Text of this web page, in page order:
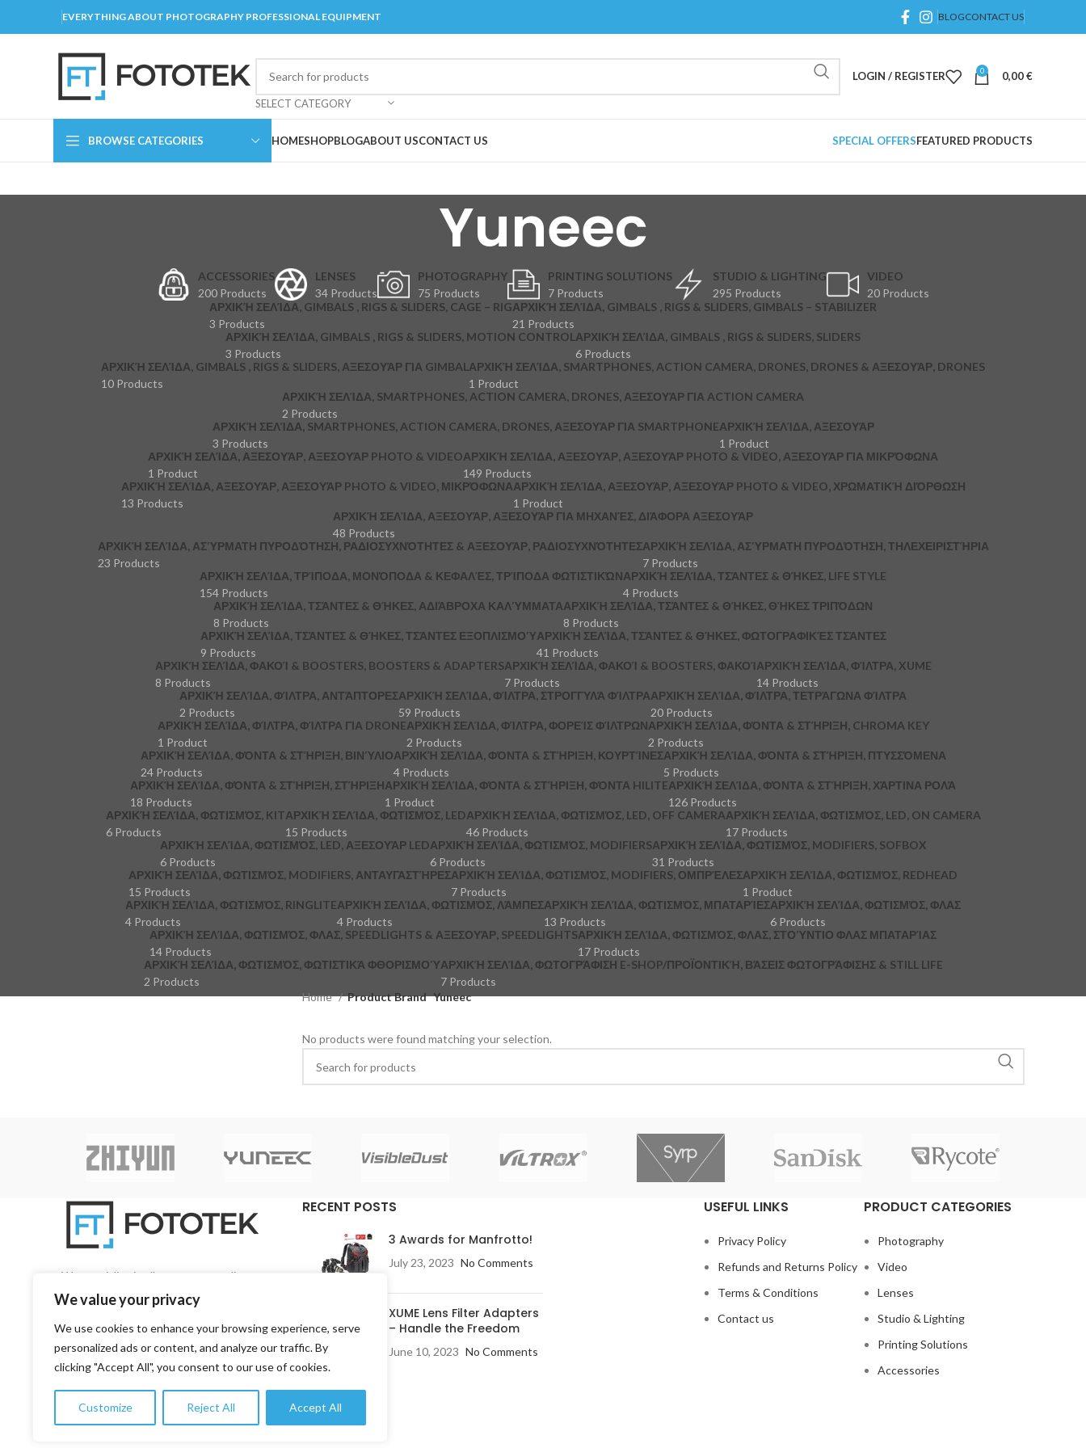
We value your privacy
We use cookies to enhance your browsing experience, serve
personalized ads or content, and analyze our traffic. By
clicking "Accept All", you consent to our use of cookies.
Customize Reject All Accept All
EVERYTHING ABOUT PHOTOGRAPHY PROFESSIONAL EQUIPMENT BLOGCONTACT US
SELECT CATEGORY
LOGIN / REGISTER 0 0,00€
BROWSE CATEGORIES HOMESHOPBLOGABOUT USCONTACT US SPECIAL OFFERSFEATURED PRODUCTS
Yuneec
ACCESSORIES
200 Products
LENSES
34 Products
PHOTOGRAPHY
75 Products
PRINTING SOLUTIONS
7 Products
STUDIO & LIGHTING
295 Products
VIDEO
20 Products
ΑΡΧΙΚΉ ΣΕΛΊΔΑ, GIMBALS , RIGS & SLIDERS, CAGE – RIG
3 Products
ΑΡΧΙΚΉ ΣΕΛΊΔΑ, GIMBALS , RIGS & SLIDERS, GIMBALS – STABILIZER
21 Products
ΑΡΧΙΚΉ ΣΕΛΊΔΑ, GIMBALS , RIGS & SLIDERS, MOTION CONTROL
3 Products
ΑΡΧΙΚΉ ΣΕΛΊΔΑ, GIMBALS , RIGS & SLIDERS, SLIDERS
6 Products
ΑΡΧΙΚΉ ΣΕΛΊΔΑ, GIMBALS , RIGS & SLIDERS, ΑΞΕΣΟΥΆΡ ΓΙΑ GIMBAL
10 Products
ΑΡΧΙΚΉ ΣΕΛΊΔΑ, SMARTPHONES, ACTION CAMERA, DRONES, DRONES & ΑΞΕΣΟΥΆΡ, DRONES
1 Product
ΑΡΧΙΚΉ ΣΕΛΊΔΑ, SMARTPHONES, ACTION CAMERA, DRONES, ΑΞΕΣΟΥΆΡ ΓΙΑ ACTION CAMERA
2 Products
ΑΡΧΙΚΉ ΣΕΛΊΔΑ, SMARTPHONES, ACTION CAMERA, DRONES, ΑΞΕΣΟΥΆΡ ΓΙΑ SMARTPHONE
3 Products
ΑΡΧΙΚΉ ΣΕΛΊΔΑ, ΑΞΕΣΟΥΆΡ
1 Product
ΑΡΧΙΚΉ ΣΕΛΊΔΑ, ΑΞΕΣΟΥΆΡ, ΑΞΕΣΟΥΆΡ PHOTO & VIDEO
1 Product
ΑΡΧΙΚΉ ΣΕΛΊΔΑ, ΑΞΕΣΟΥΆΡ, ΑΞΕΣΟΥΆΡ PHOTO & VIDEO, ΑΞΕΣΟΥΆΡ ΓΙΑ ΜΙΚΡΌΦΩΝΑ
149 Products
ΑΡΧΙΚΉ ΣΕΛΊΔΑ, ΑΞΕΣΟΥΆΡ, ΑΞΕΣΟΥΆΡ PHOTO & VIDEO, ΜΙΚΡΌΦΩΝΑ
13 Products
ΑΡΧΙΚΉ ΣΕΛΊΔΑ, ΑΞΕΣΟΥΆΡ, ΑΞΕΣΟΥΆΡ PHOTO & VIDEO, ΧΡΩΜΑΤΙΚΉ ΔΙΌΡΘΩΣΗ
1 Product
ΑΡΧΙΚΉ ΣΕΛΊΔΑ, ΑΞΕΣΟΥΆΡ, ΑΞΕΣΟΥΆΡ ΓΙΑ ΜΗΧΑΝΈΣ, ΔΙΆΦΟΡΑ ΑΞΕΣΟΥΆΡ
48 Products
ΑΡΧΙΚΉ ΣΕΛΊΔΑ, ΑΣΎΡΜΑΤΗ ΠΥΡΟΔΌΤΗΣΗ, ΡΑΔΙΟΣΥΧΝΌΤΗΤΕΣ & ΑΞΕΣΟΥΆΡ, ΡΑΔΙΟΣΥΧΝΌΤΗΤΕΣ
23 Products
ΑΡΧΙΚΉ ΣΕΛΊΔΑ, ΑΣΎΡΜΑΤΗ ΠΥΡΟΔΌΤΗΣΗ, ΤΗΛΕΧΕΙΡΙΣΤΉΡΙΑ
7 Products
ΑΡΧΙΚΉ ΣΕΛΊΔΑ, ΤΡΊΠΟΔΑ, ΜΟΝΌΠΟΔΑ & ΚΕΦΑΛΈΣ, ΤΡΊΠΟΔΑ ΦΩΤΙΣΤΙΚΏΝ
154 Products
ΑΡΧΙΚΉ ΣΕΛΊΔΑ, ΤΣΆΝΤΕΣ & ΘΉΚΕΣ, LIFE STYLE
4 Products
ΑΡΧΙΚΉ ΣΕΛΊΔΑ, ΤΣΆΝΤΕΣ & ΘΉΚΕΣ, ΑΔΙΆΒΡΟΧΑ ΚΑΛΎΜΜΑΤΑ
8 Products
ΑΡΧΙΚΉ ΣΕΛΊΔΑ, ΤΣΆΝΤΕΣ & ΘΉΚΕΣ, ΘΉΚΕΣ ΤΡΙΠΌΔΩΝ
8 Products
ΑΡΧΙΚΉ ΣΕΛΊΔΑ, ΤΣΆΝΤΕΣ & ΘΉΚΕΣ, ΤΣΆΝΤΕΣ ΕΞΟΠΛΙΣΜΟΎ
9 Products
ΑΡΧΙΚΉ ΣΕΛΊΔΑ, ΤΣΆΝΤΕΣ & ΘΉΚΕΣ, ΦΩΤΟΓΡΑΦΙΚΈΣ ΤΣΆΝΤΕΣ
41 Products
ΑΡΧΙΚΉ ΣΕΛΊΔΑ, ΦΑΚΟΊ & BOOSTERS, BOOSTERS & ADAPTERS
8 Products
ΑΡΧΙΚΉ ΣΕΛΊΔΑ, ΦΑΚΟΊ & BOOSTERS, ΦΑΚΟΊ
7 Products
ΑΡΧΙΚΉ ΣΕΛΊΔΑ, ΦΊΛΤΡΑ, XUME
14 Products
ΑΡΧΙΚΉ ΣΕΛΊΔΑ, ΦΊΛΤΡΑ, ΑΝΤΆΠΤΟΡΕΣ
2 Products
ΑΡΧΙΚΉ ΣΕΛΊΔΑ, ΦΊΛΤΡΑ, ΣΤΡΟΓΓΥΛΆ ΦΊΛΤΡΑ
59 Products
ΑΡΧΙΚΉ ΣΕΛΊΔΑ, ΦΊΛΤΡΑ, ΤΕΤΡΆΓΩΝΑ ΦΊΛΤΡΑ
20 Products
ΑΡΧΙΚΉ ΣΕΛΊΔΑ, ΦΊΛΤΡΑ, ΦΊΛΤΡΑ ΓΙΑ DRONE
1 Product
ΑΡΧΙΚΉ ΣΕΛΊΔΑ, ΦΊΛΤΡΑ, ΦΟΡΕΊΣ ΦΊΛΤΡΩΝ
2 Products
ΑΡΧΙΚΉ ΣΕΛΊΔΑ, ΦΌΝΤΑ & ΣΤΉΡΙΞΗ, CHROMA KEY
2 Products
ΑΡΧΙΚΉ ΣΕΛΊΔΑ, ΦΌΝΤΑ & ΣΤΉΡΙΞΗ, ΒΙΝΎΛΙΟ
24 Products
ΑΡΧΙΚΉ ΣΕΛΊΔΑ, ΦΌΝΤΑ & ΣΤΉΡΙΞΗ, ΚΟΥΡΤΊΝΕΣ
4 Products
ΑΡΧΙΚΉ ΣΕΛΊΔΑ, ΦΌΝΤΑ & ΣΤΉΡΙΞΗ, ΠΤΥΣΣΌΜΕΝΑ
5 Products
ΑΡΧΙΚΉ ΣΕΛΊΔΑ, ΦΌΝΤΑ & ΣΤΉΡΙΞΗ, ΣΤΉΡΙΞΗ
18 Products
ΑΡΧΙΚΉ ΣΕΛΊΔΑ, ΦΌΝΤΑ & ΣΤΉΡΙΞΗ, ΦΌΝΤΑ HILITE
1 Product
ΑΡΧΙΚΉ ΣΕΛΊΔΑ, ΦΌΝΤΑ & ΣΤΉΡΙΞΗ, ΧΆΡΤΙΝΑ ΡΟΛΆ
126 Products
ΑΡΧΙΚΉ ΣΕΛΊΔΑ, ΦΩΤΙΣΜΌΣ, KIT
6 Products
ΑΡΧΙΚΉ ΣΕΛΊΔΑ, ΦΩΤΙΣΜΌΣ, LED
15 Products
ΑΡΧΙΚΉ ΣΕΛΊΔΑ, ΦΩΤΙΣΜΌΣ, LED, OFF CAMERA
46 Products
ΑΡΧΙΚΉ ΣΕΛΊΔΑ, ΦΩΤΙΣΜΌΣ, LED, ON CAMERA
17 Products
ΑΡΧΙΚΉ ΣΕΛΊΔΑ, ΦΩΤΙΣΜΌΣ, LED, ΑΞΕΣΟΥΆΡ LED
6 Products
ΑΡΧΙΚΉ ΣΕΛΊΔΑ, ΦΩΤΙΣΜΌΣ, MODIFIERS
6 Products
ΑΡΧΙΚΉ ΣΕΛΊΔΑ, ΦΩΤΙΣΜΌΣ, MODIFIERS, SOFBOX
31 Products
ΑΡΧΙΚΉ ΣΕΛΊΔΑ, ΦΩΤΙΣΜΌΣ, MODIFIERS, ΑΝΤΑΥΓΑΣΤΉΡΕΣ
15 Products
ΑΡΧΙΚΉ ΣΕΛΊΔΑ, ΦΩΤΙΣΜΌΣ, MODIFIERS, ΟΜΠΡΈΛΕΣ
7 Products
ΑΡΧΙΚΉ ΣΕΛΊΔΑ, ΦΩΤΙΣΜΌΣ, REDHEAD
1 Product
ΑΡΧΙΚΉ ΣΕΛΊΔΑ, ΦΩΤΙΣΜΌΣ, RINGLITE
4 Products
ΑΡΧΙΚΉ ΣΕΛΊΔΑ, ΦΩΤΙΣΜΌΣ, ΛΆΜΠΕΣ
4 Products
ΑΡΧΙΚΉ ΣΕΛΊΔΑ, ΦΩΤΙΣΜΌΣ, ΜΠΑΤΑΡΊΕΣ
13 Products
ΑΡΧΙΚΉ ΣΕΛΊΔΑ, ΦΩΤΙΣΜΌΣ, ΦΛΑΣ
6 Products
ΑΡΧΙΚΉ ΣΕΛΊΔΑ, ΦΩΤΙΣΜΌΣ, ΦΛΑΣ, SPEEDLIGHTS & ΑΞΕΣΟΥΆΡ, SPEEDLIGHTS
14 Products
ΑΡΧΙΚΉ ΣΕΛΊΔΑ, ΦΩΤΙΣΜΌΣ, ΦΛΑΣ, ΣΤΟΎΝΤΙΟ ΦΛΑΣ ΜΠΑΤΑΡΊΑΣ
17 Products
ΑΡΧΙΚΉ ΣΕΛΊΔΑ, ΦΩΤΙΣΜΌΣ, ΦΩΤΙΣΤΙΚΆ ΦΘΟΡΙΣΜΟΎ
2 Products
ΑΡΧΙΚΉ ΣΕΛΊΔΑ, ΦΩΤΟΓΡΆΦΙΣΗ E-SHOP/ΠΡΟΪΟΝΤΙΚΉ, ΒΆΣΕΙΣ ΦΩΤΟΓΡΆΦΙΣΗΣ & STILL LIFE
7 Products
Home
Product Brand Yuneec
No products were found matching your selection.
We specialise in all aspects regarding
photography and videography on a pan-Cyprian
3, 1st Road, 4157 Kato Polemidia, Limassol,
Cyprus
Phone: +357 99 753776
Email: info@fototekcy.com
RECENT POSTS
3 Awards for Manfrotto!
July 23, 2023 No Comments
XUME Lens Filter Adapters
– Handle the Freedom
June 10, 2023 No Comments
USEFUL LINKS
Privacy Policy
Refunds and Returns Policy
Terms & Conditions
Contact us
PRODUCT CATEGORIES
Photography
Video
Lenses
Studio & Lighting
Printing Solutions
Accessories